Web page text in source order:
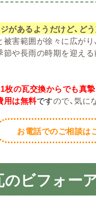
があるようだけど、ど
害範囲が徐々に広がり
や長雨の時期を迎え
枚の瓦交換からでも真
用は無料ですので、気
お電話でのご相談は
ビフォー